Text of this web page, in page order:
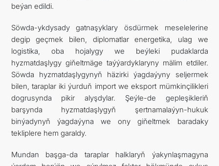
beýan edildi.
Söwda-ykdysady gatnaşyklary ösdürmek meselelerine
degip geçmek bilen, diplomatlar energetika, ulag we
logistika, oba hojalygy we beýleki pudaklarda
hyzmatdaşlygy giňeltmäge taýýardyklaryny mälim etdiler.
Söwda hyzmatdaşlygynyň häzirki ýagdaýyny seljermek
bilen, taraplar iki ýurduň import we eksport mümkinçilikleri
dogrusynda pikir alyşdylar. Şeýle-de gepleşikleriň
barşynda hyzmatdaşlygyň şertnamalaýyn-hukuk
binýadynyň ýagdaýyna we ony giňeltmek baradaky
tekliplere hem garaldy.
Mundan başga-da taraplar halklaryň ýakynlaşmagyna